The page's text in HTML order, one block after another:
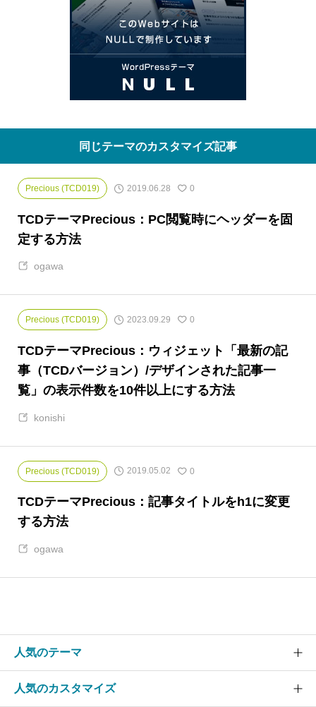
同じテーマのカスタマイズ記事
Precious (TCD019) 2019.06.28 0
TCDテーマPrecious：PC閲覧時にヘッダーを固
定する方法
ogawa
Precious (TCD019) 2023.09.29 0
TCDテーマPrecious：ウィジェット「最新の記
事（TCDバージョン）/デザインされた記事一
覧」の表示件数を10件以上にする方法
konishi
Precious (TCD019) 2019.05.02 0
TCDテーマPrecious：記事タイトルをh1に変更
する方法
ogawa
人気のテーマ
SOLARIS
人気のカスタマイズ